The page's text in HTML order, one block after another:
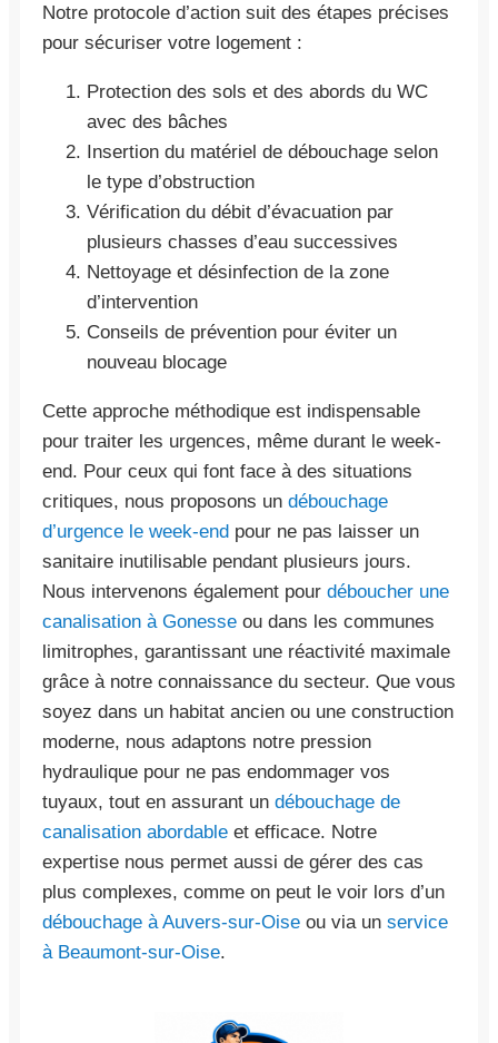
Notre protocole d’action suit des étapes précises
pour sécuriser votre logement :
Protection des sols et des abords du WC
avec des bâches
Insertion du matériel de débouchage selon
le type d’obstruction
Vérification du débit d’évacuation par
plusieurs chasses d’eau successives
Nettoyage et désinfection de la zone
d’intervention
Conseils de prévention pour éviter un
nouveau blocage
Cette approche méthodique est indispensable
pour traiter les urgences, même durant le week-
end. Pour ceux qui font face à des situations
critiques, nous proposons un débouchage
d’urgence le week-end pour ne pas laisser un
sanitaire inutilisable pendant plusieurs jours.
Nous intervenons également pour déboucher une
canalisation à Gonesse ou dans les communes
limitrophes, garantissant une réactivité maximale
grâce à notre connaissance du secteur. Que vous
soyez dans un habitat ancien ou une construction
moderne, nous adaptons notre pression
hydraulique pour ne pas endommager vos
tuyaux, tout en assurant un débouchage de
canalisation abordable et efficace. Notre
expertise nous permet aussi de gérer des cas
plus complexes, comme on peut le voir lors d’un
débouchage à Auvers-sur-Oise ou via un service
à Beaumont-sur-Oise.